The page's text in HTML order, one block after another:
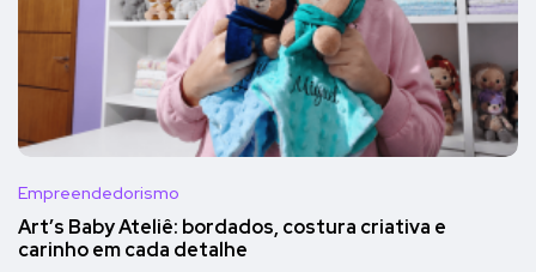
Empreendedorismo
Art’s Baby Ateliê: bordados, costura criativa e
carinho em cada detalhe